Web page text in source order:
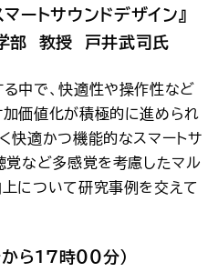
ートサウンドデザイン』
部 教授 戸井武司氏
中で、快適性や操作性など
価値化が積極的に進められ
快適かつ機能的なスマートサ
覚など多感覚を考慮したマル
について研究事例を交えて
ら17時００分）